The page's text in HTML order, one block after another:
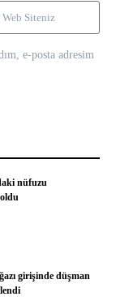
e-posta adresim
nüfuzu
girişinde düşman